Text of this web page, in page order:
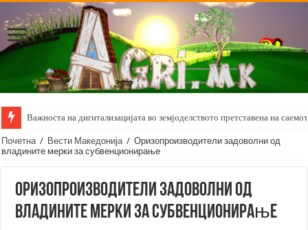
Важноста на дигитализацијата во земјоделството претставена на
Почетна / Вести Македонија / Оризопроизводители задоволни од
владините мерки за субвенционирање
Оризопроизводители задоволни од
владините мерки за субвенционирање